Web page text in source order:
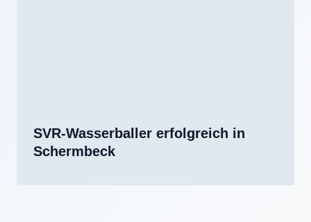
SVR-Wasserballer erfolgreich in
Schermbeck